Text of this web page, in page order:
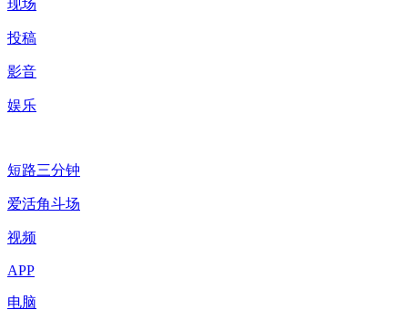
现场
投稿
影音
娱乐
短路三分钟
爱活角斗场
视频
APP
电脑